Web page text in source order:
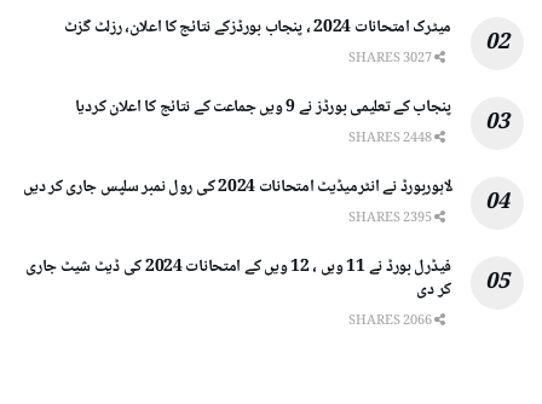
میٹرک امتحانات 2024 ، پنجاب بورڈزکے نتائج کا اعلان، رزلٹ گزٹ
پنجاب کے تعلیمی بورڈز نے 9 ویں جماعت کے نتائج کا اعلان کردیا
لاہوربورڈ نے انٹرمیڈیٹ امتحانات 2024 کی رول نمبر سلپس جاری کر دیں
فیڈرل بورڈ نے 11 ویں ، 12 ویں کے امتحانات 2024 کی ڈیٹ شیٹ جاری
کر دی